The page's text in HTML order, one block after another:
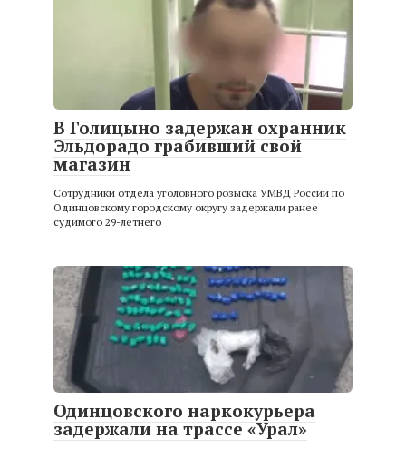
В Голицыно задержан охранник
Эльдорадо грабивший свой
магазин
Сотрудники отдела уголовного розыска УМВД России по
Одинцовскому городскому округу задержали ранее
судимого 29-летнего
Одинцовского наркокурьера
задержали на трассе «Урал»